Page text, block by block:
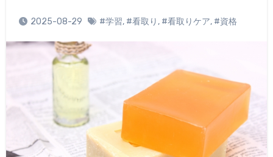
2025-08-29 #学習, #看取り , #看取りケア, #資格